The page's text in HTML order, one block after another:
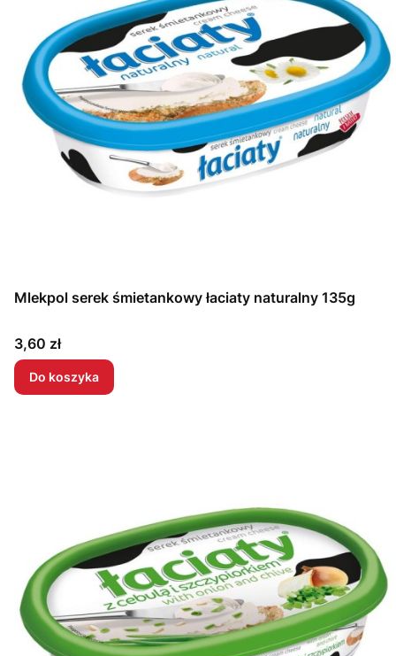
Mlekpol serek śmietankowy łaciaty naturalny 135g
Cena
3,60 zł
Do koszyka